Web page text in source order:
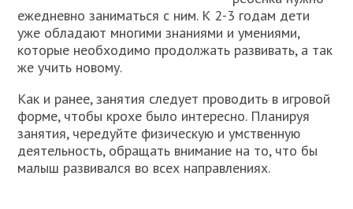
ежедневно заниматься с ним. К 2-3 годам дети
уже обладают многими знаниями и умениями,
которые необходимо продолжать развивать, а так
же учить новому.
Как и ранее, занятия следует проводить в игровой
форме, чтобы крохе было интересно. Планируя
занятия, чередуйте физическую и умственную
деятельность, обращать внимание на то, что бы
малыш развивался во всех направлениях.